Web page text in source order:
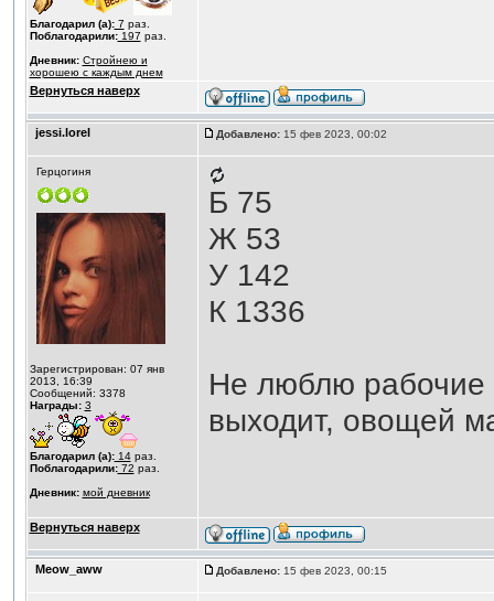
Благодарил (а):7 раз.
Поблагодарили:197 раз.
Дневник: Стройнею и
хорошею с каждым днем
Вернуться наверх
jessi.lorel Добавлено:15 фев 2023, 00:02
Герцогиня
Зарегистрирован: 07 янв
2013, 16:39
Сообщений: 3378
Награды: 3
Благодарил (а):14раз.
Поблагодарили:72 раз.
Дневник: мой дневник
Б 75
Ж 53
У 142
К 1336
Не люблю рабочие
выходит, овощей
Вернуться наверх
Meow_aww Добавлено:15 фев 2023, 00:15